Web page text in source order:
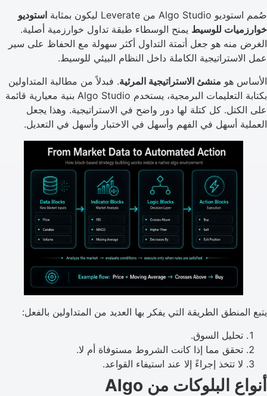
صُمم استوديو Algo Studio من Leverate ليكون بمثابة
استوديو
خوارزميات للوسيط يمنح الوسطاء طبقة تداول خوارزمية أصلية.
الغرض منه هو جعل أتمتة التداول أكثر سهولة مع الحفاظ على سير
عمل الاستراتيجية الكاملة داخل النظام البيئي للوسيط.
الأساس هو منشئ الاستراتيجية المرئية. فبدلاً من مطالبة المتداولين
بكتابة التعليمات البرمجية، يستخدم Algo Studio بنية معيارية قائمة
على الكتل. كل كتلة لها دور واضح في الاستراتيجية. وهذا يجعل
العملية أسهل في الفهم وأسهل في الاختبار وأسهل في التعديل.
يتبع المنطق الطريقة التي يفكر بها العديد من المتداولين بالفعل:
تحليل السوق.
تحقق مما إذا كانت الشروط مستوفاة أم لا.
لا تتخذ إجراءً إلا عند استيفاء القواعد.
أنواع البلوكات من Algo